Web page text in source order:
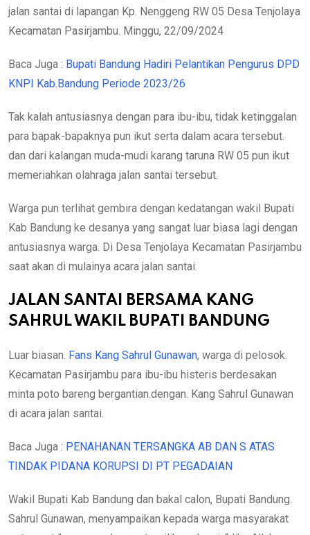
jalan santai di lapangan Kp. Nenggeng RW 05 Desa Tenjolaya
Kecamatan Pasirjambu. Minggu, 22/09/2024
Baca Juga : Bupati Bandung Hadiri Pelantikan Pengurus DPD
KNPI Kab.Bandung Periode 2023/26
Tak kalah antusiasnya dengan para ibu-ibu, tidak ketinggalan
para bapak-bapaknya pun ikut serta dalam acara tersebut.
dan dari kalangan muda-mudi karang taruna RW 05 pun ikut
memeriahkan olahraga jalan santai tersebut.
Warga pun terlihat gembira dengan kedatangan wakil Bupati
Kab Bandung ke desanya yang sangat luar biasa lagi dengan
antusiasnya warga. Di Desa Tenjolaya Kecamatan Pasirjambu
saat akan di mulainya acara jalan santai.
JALAN SANTAI BERSAMA KANG
SAHRUL WAKIL BUPATI BANDUNG
Luar biasan. Fans Kang Sahrul Gunawan, warga di pelosok.
Kecamatan Pasirjambu para ibu-ibu histeris berdesakan
minta poto bareng bergantian.dengan. Kang Sahrul Gunawan
di acara jalan santai.
Baca Juga : PENAHANAN TERSANGKA AB DAN S ATAS
TINDAK PIDANA KORUPSI DI PT PEGADAIAN
Wakil Bupati Kab Bandung dan bakal calon, Bupati Bandung.
Sahrul Gunawan, menyampaikan kepada warga masyarakat